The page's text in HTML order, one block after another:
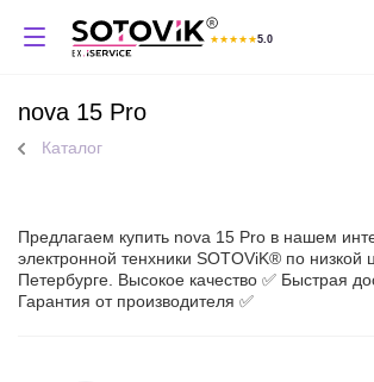
★ ★ ★ ★ ★5.0
Отзывы Яндекс
nova 15 Pro
Каталог
Предлагаем купить nova 15 Pro в нашем
электронной тенхники SOTOViK® по низкой
Петербурге. Высокое качество ✅ Быстрая
Гарантия от производителя ✅